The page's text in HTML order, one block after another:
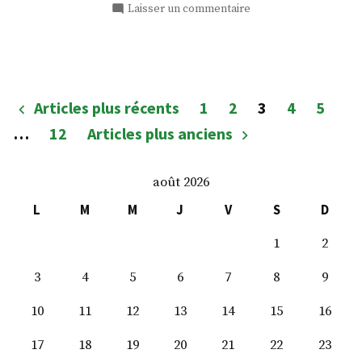
Laisser un commentaire
Pagination
des
Articles plus récents 1 2 3 4
5
…
12 Articles plus anciens
août 2026
L
M M J V S
D
1
2
3
4 5 6 7 8
9
10
11 12 13 14 15
16
17
18 19 20 21 22
23